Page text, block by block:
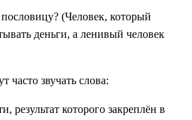
(Человек, который
деньги, а ленивый человек
часто звучать слова:
результат которого закреплён в